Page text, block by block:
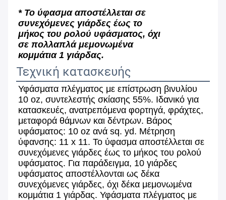
* Το ύφασμα αποστέλλεται σε
συνεχόμενες γιάρδες έως το
μήκος του ρολού υφάσματος, όχι
σε πολλαπλά μεμονωμένα
κομμάτια 1 γιάρδας.
Τεχνική κατασκευής
Υφάσματα πλέγματος με επίστρωση βινυλίου
10 oz, συντελεστής σκίασης 55%. Ιδανικό για
κατασκευές, ανατρεπόμενα φορτηγά, φράχτες,
μεταφορά θάμνων και δέντρων. Βάρος
υφάσματος: 10 oz ανά sq. yd. Μέτρηση
ύφανσης: 11 x 11. Το ύφασμα αποστέλλεται σε
συνεχόμενες γιάρδες έως το μήκος του ρολού
υφάσματος. Για παράδειγμα, 10 γιάρδες
υφάσματος αποστέλλονται ως δέκα
συνεχόμενες γιάρδες, όχι δέκα μεμονωμένα
κομμάτια 1 γιάρδας. Υφάσματα πλέγματος με